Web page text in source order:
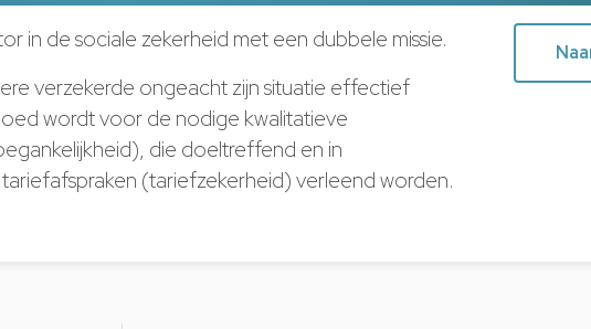
in de sociale zekerheid met een dubbele missie.
verzekerde ongeacht zijn situatie effectief
wordt voor de nodige kwalitatieve
die doeltreffend en in
(tariefzekerheid) verleend worden.